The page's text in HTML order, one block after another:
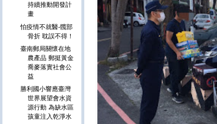
持續推動開發計
畫
怕疫情不就醫-髖部
骨折 耽誤不得！
臺南郵局關懷在地
農產品 郵挺黃金
喬麥落實社會公
益
勝利國小響應臺灣
世界展望會水資
源行動 為缺水區
孩童注入乾淨水